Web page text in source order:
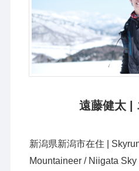
遠藤健太 |
新潟県新潟市在住 |
Mountaineer / Niigata